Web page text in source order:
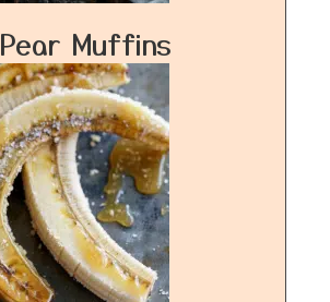
Pear Muffins